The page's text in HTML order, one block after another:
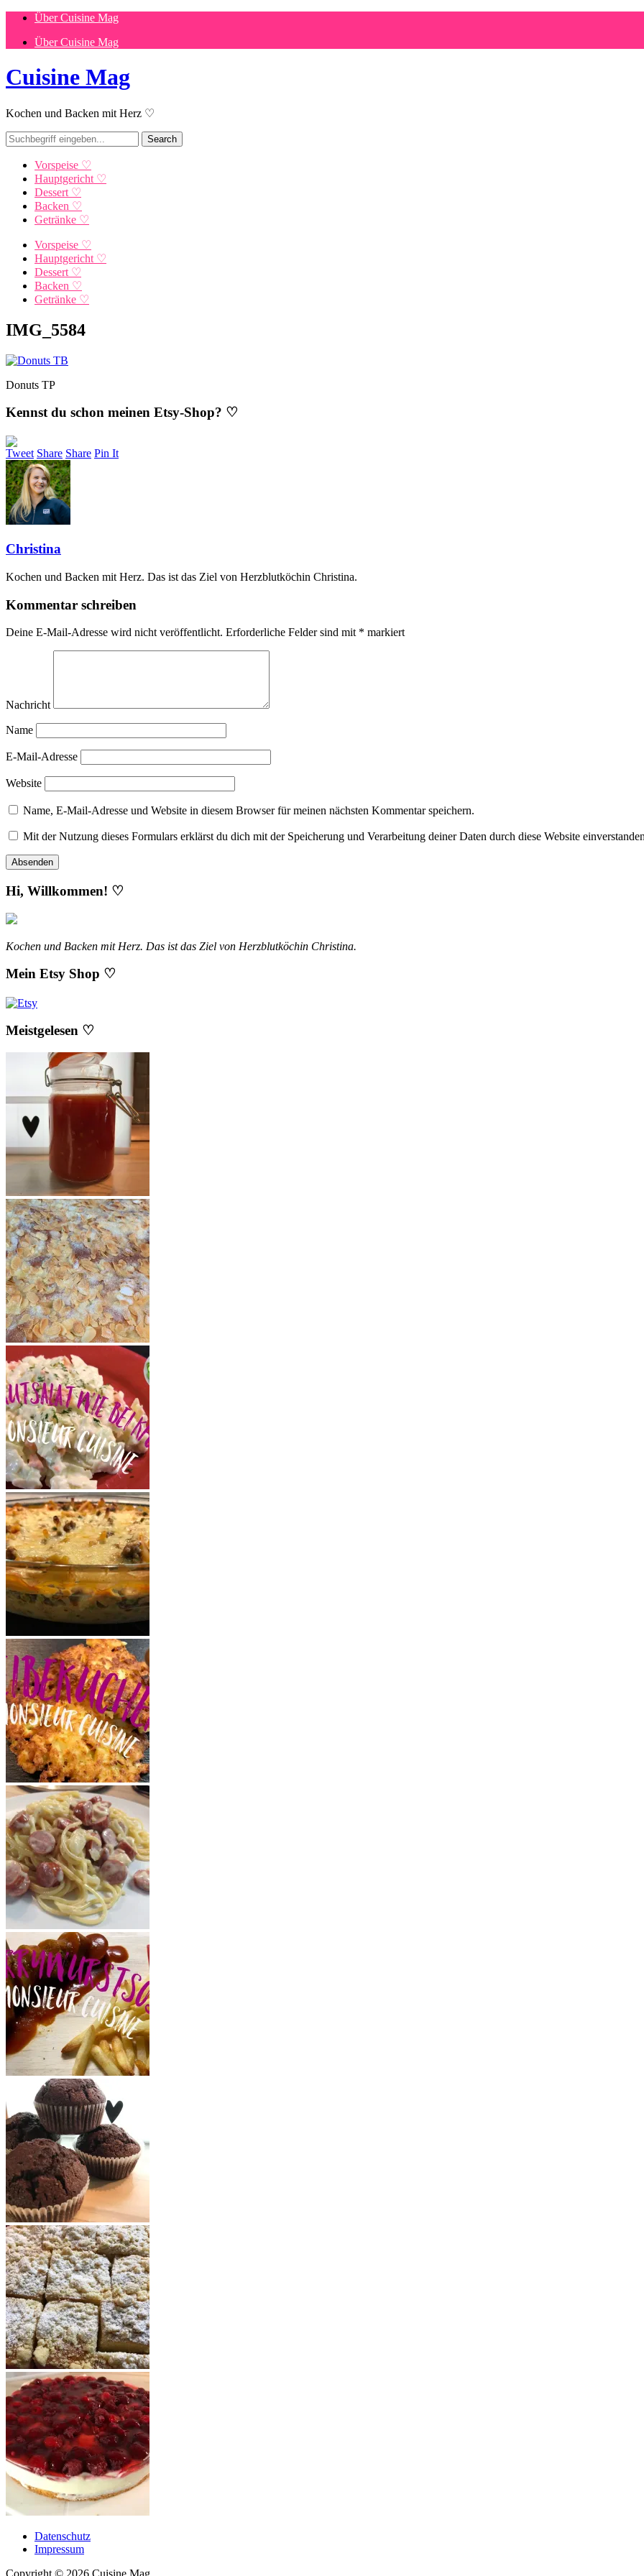
Über Cuisine Mag
Über Cuisine Mag
Cuisine Mag
Kochen und Backen mit Herz ♡
Vorspeise ♡
Hauptgericht ♡
Dessert ♡
Backen ♡
Getränke ♡
Vorspeise ♡
Hauptgericht ♡
Dessert ♡
Backen ♡
Getränke ♡
IMG_5584
Donuts TP
Kennst du schon meinen Etsy-Shop? ♡
Tweet Share Share Pin It
Christina
Kochen und Backen mit Herz. Das ist das Ziel von Herzblutköchin Christina.
Kommentar schreiben
Deine E-Mail-Adresse wird nicht veröffentlicht. Erforderliche Felder sind mit * markiert
Nachricht
Name
E-Mail-Adresse
Website
Name, E-Mail-Adresse und Website in diesem Browser für meinen nächsten Kommentar speichern.
Mit der Nutzung dieses Formulars erklärst du dich mit der Speicherung und Verarbeitung deiner Daten durch diese Website
Hi, Willkommen! ♡
Kochen und Backen mit Herz. Das ist das Ziel von Herzblutköchin Christina.
Mein Etsy Shop ♡
Meistgelesen ♡
Datenschutz
Impressum
Copyright © 2026 Cuisine Mag